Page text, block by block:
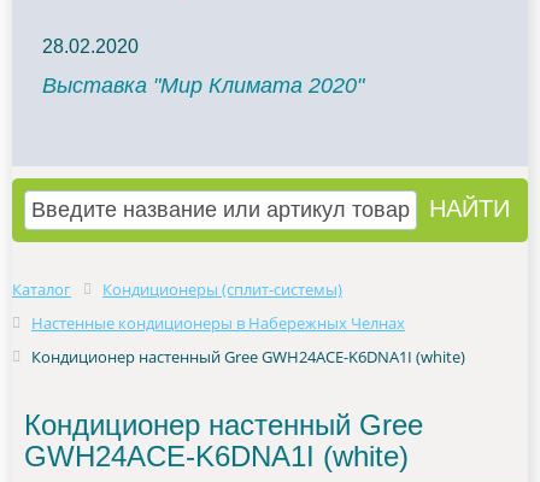
28.02.2020
Выставка "Мир Климата 2020"
Каталог
Кондиционеры (сплит-системы)
Настенные кондиционеры в Набережных Челнах
Кондиционер настенный Gree GWH24ACE-K6DNA1I (white)
Кондиционер настенный Gree
GWH24ACE-K6DNA1I (white)